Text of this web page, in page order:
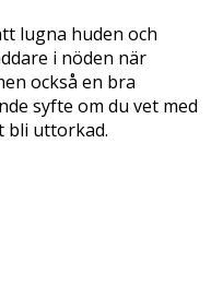
lugna huden och
i nöden när
också en bra
syfte om du vet med
bli uttorkad.